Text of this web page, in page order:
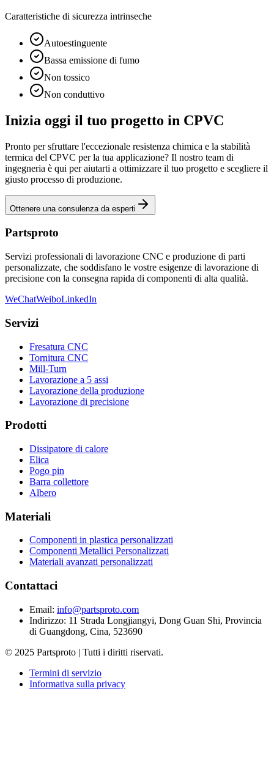
Caratteristiche di sicurezza intrinseche
Autoestinguente
Bassa emissione di fumo
Non tossico
Non conduttivo
Inizia oggi il tuo progetto in CPVC
Pronto per sfruttare l'eccezionale resistenza chimica e la stabilità
termica del CPVC per la tua applicazione? Il nostro team di
ingegneria è qui per aiutarti a ottimizzare il tuo progetto e scegliere il
giusto processo di produzione.
Ottenere una consulenza da esperti
Partsproto
Servizi professionali di lavorazione CNC e produzione di parti
personalizzate, che soddisfano le vostre esigenze di lavorazione di
precisione con la consegna rapida di componenti di alta qualità.
WeChatWeiboLinkedIn
Servizi
Fresatura CNC
Tornitura CNC
Mill-Turn
Lavorazione a 5 assi
Lavorazione della produzione
Lavorazione di precisione
Prodotti
Dissipatore di calore
Elica
Pogo pin
Barra collettore
Albero
Materiali
Componenti in plastica personalizzati
Componenti Metallici Personalizzati
Materiali avanzati personalizzati
Contattaci
Email: info@partsproto.com
Indirizzo: 11 Strada Longjiangyi, Dong Guan Shi, Provincia
di Guangdong, Cina, 523690
© 2025 Partsproto | Tutti i diritti riservati.
Termini di servizio
Informativa sulla privacy